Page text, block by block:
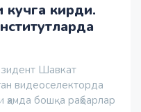
кирди.
Шавкат
видеоселекторда
ҳамда бошқа раҳбарлар